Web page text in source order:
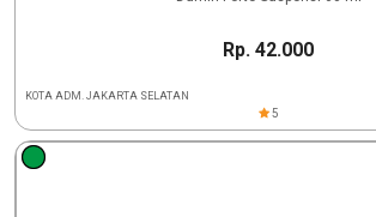
Rp. 42.000
KOTA ADM. JAKARTA SELATAN
5